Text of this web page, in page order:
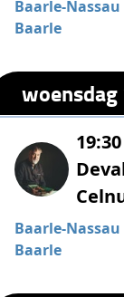
Baarle-Nassau
Baarle
Baarle-Nassau
Baarle